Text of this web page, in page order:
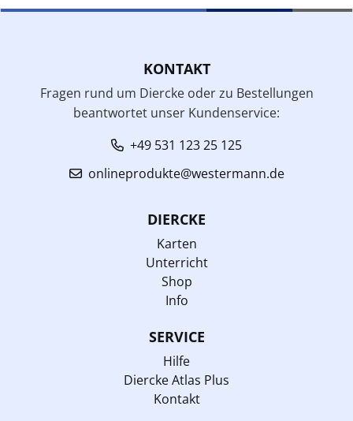
KONTAKT
Fragen rund um Diercke oder zu Bestellungen
beantwortet unser Kundenservice:
+49 531 123 25 125
onlineprodukte@westermann.de
DIERCKE
Karten
Unterricht
Shop
Info
SERVICE
Hilfe
Diercke Atlas Plus
Kontakt